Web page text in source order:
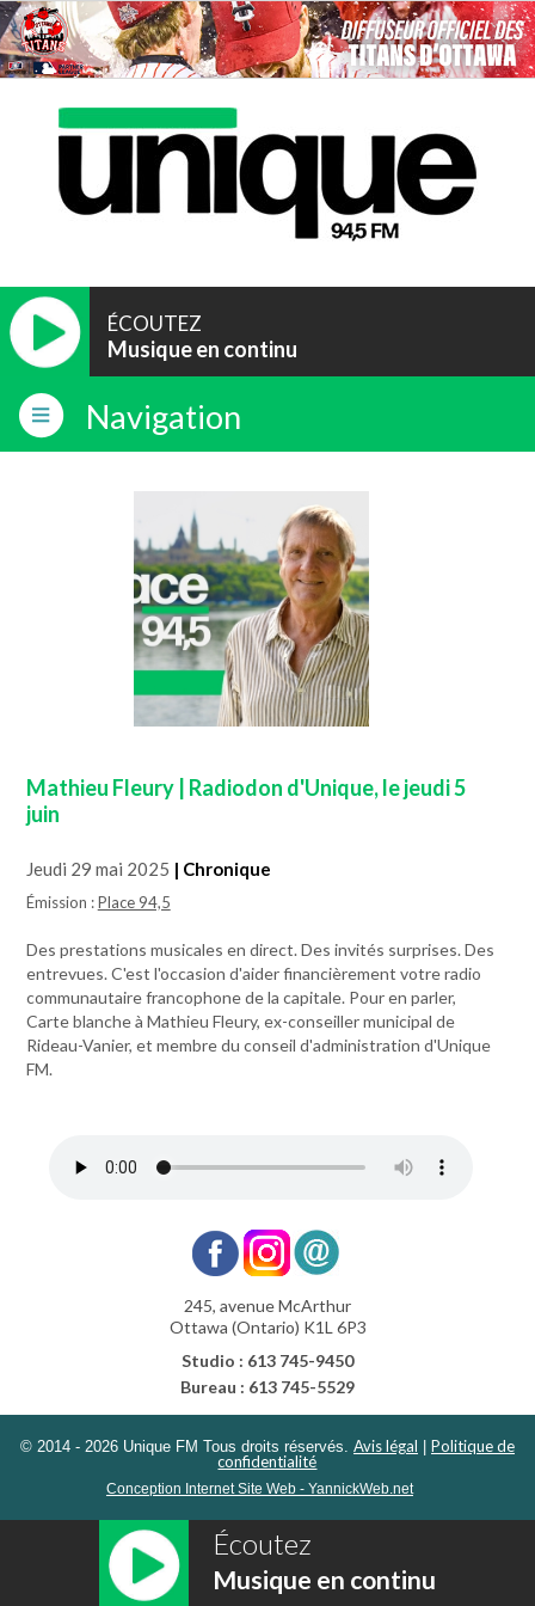
ÉCOUTEZ
Musique en continu
Navigation
Mathieu Fleury | Radiodon d'Unique, le jeudi 5
juin
Jeudi 29 mai 2025 | Chronique
Émission :Place 94,5
Des prestations musicales en direct. Des invités surprises. Des
entrevues. C'est l'occasion d'aider financièrement votre radio
communautaire francophone de la capitale. Pour en parler,
Carte blanche à Mathieu Fleury, ex-conseiller municipal de
Rideau-Vanier, et membre du conseil d'administration d'Unique
FM.
245, avenue McArthur
Ottawa (Ontario) K1L 6P3
Studio : 613 745-9450
Bureau : 613 745-5529
© 2014 - 2026 Unique FM Tous droits réservés. Avis légal
Politique de
confidentialité
Conception Internet Site Web - YannickWeb.net
Écoutez
Musique en continu